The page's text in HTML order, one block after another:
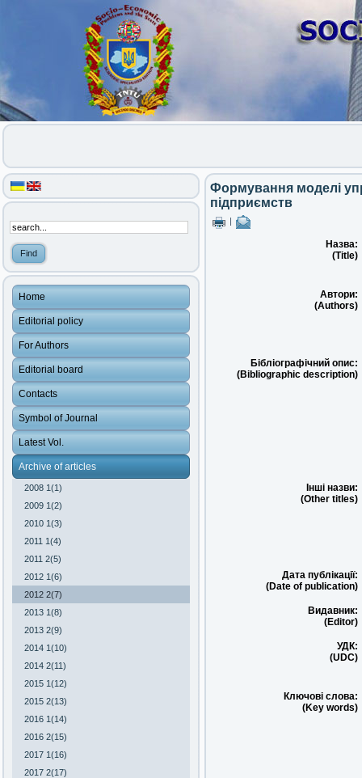
Home
Editorial policy
For Authors
Editorial board
Contacts
Symbol of Journal
Latest Vol.
Archive of articles
2008 1(1)
2009 1(2)
2010 1(3)
2011 1(4)
2011 2(5)
2012 1(6)
2012 2(7)
2013 1(8)
2013 2(9)
2014 1(10)
2014 2(11)
2015 1(12)
2015 2(13)
2016 1(14)
2016 2(15)
2017 1(16)
2017 2(17)
Формування моделі
підприємств
Назва:
(Title)
Автори:
(Authors)
Бібліографічний опис:
(Bibliographic description)
Інші назви:
(Other titles)
Дата публікації:
(Date of publication)
Видавник:
(Editor)
УДК:
(UDC)
Ключові слова:
(Key words)